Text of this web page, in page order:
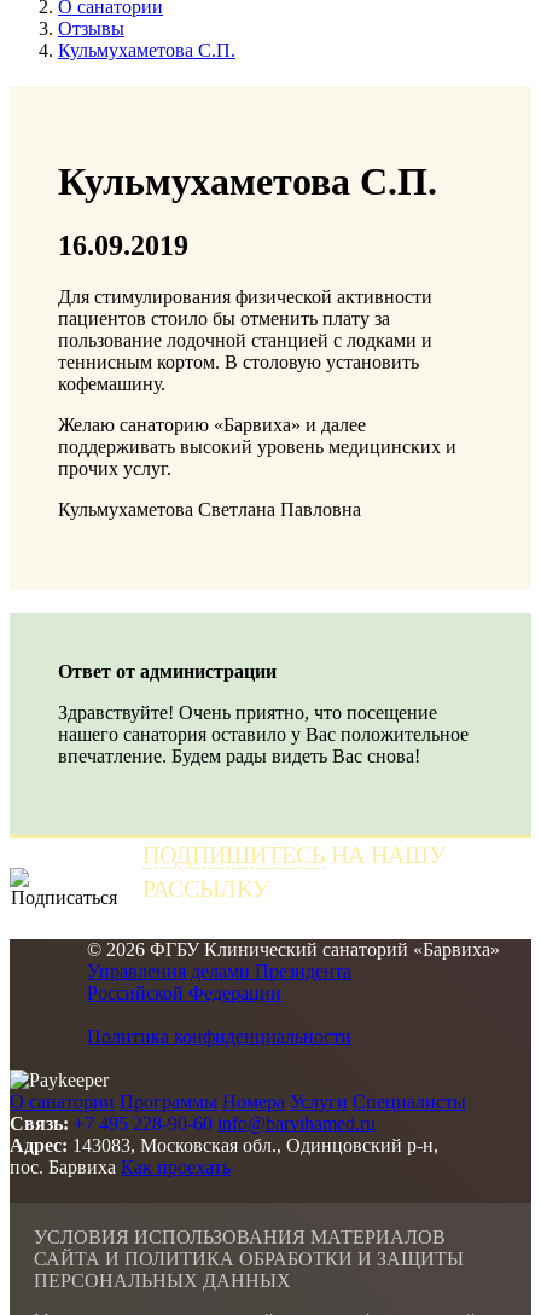
О санатории
Отзывы
Кульмухаметова С.П.
Кульмухаметова С.П.
16.09.2019
Для стимулирования физической активности
пациентов стоило бы отменить плату за
пользование лодочной станцией с лодками и
теннисным кортом. В столовую установить
кофемашину.
Желаю санаторию «Барвиха» и далее
поддерживать высокий уровень медицинских и
прочих услуг.
Кульмухаметова Светлана Павловна
Ответ от администрации
Здравствуйте! Очень приятно, что посещение
нашего санатория оставило у Вас положительное
впечатление. Будем рады видеть Вас снова!
ПОДПИШИТЕСЬ НА НАШУ
РАССЫЛКУ
© 2026 ФГБУ Клинический санаторий «Барвиха»
Управления делами Президента
Российской Федерации
Политика конфиденциальности
О санатории Программы Номера Услуги Специалисты
Связь: +7 495 228-90-60 info@barvihamed.ru
Адрес: 143083, Московская обл., Одинцовский р-н,
пос. Барвиха Как проехать
УСЛОВИЯ ИСПОЛЬЗОВАНИЯ МАТЕРИАЛОВ
САЙТА И ПОЛИТИКА ОБРАБОТКИ И ЗАЩИТЫ
ПЕРСОНАЛЬНЫХ ДАННЫХ